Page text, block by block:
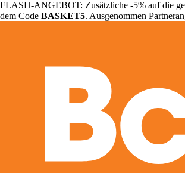
FLASH-ANGEBOT: Zusätzliche -5% auf die
dem Code BASKET5. Ausgenommen